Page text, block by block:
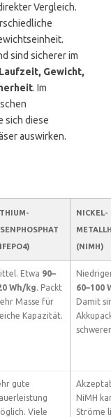
Vergleich.
sind sicherer im
Laufzeit, Gewicht,
. Im
sich diese
auswirken.
NICKEL-
(NIMH)
Etwa 90–
Wh/kg. Packt
Masse für
Kapazität.
60–100
Damit
gute
Viele
NiMH
Ströme